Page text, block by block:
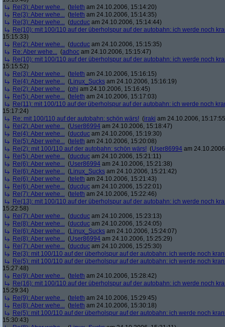
Re(3): Aber wehe... (teleth am 24.10.2006, 15:14:20)
Re(3): Aber wehe... (teleth am 24.10.2006, 15:14:35)
Re(3): Aber wehe... (ducduc am 24.10.2006, 15:14:44)
Re(10): mit 100/110 auf der überholspur auf der autobahn: ich werde noch
15:15:33)
Re(2): Aber wehe... (ducduc am 24.10.2006, 15:15:35)
Re: Aber wehe... (adhoc am 24.10.2006, 15:15:47)
Re(10): mit 100/110 auf der überholspur auf der autobahn: ich werde noch
15:15:52)
Re(3): Aber wehe... (teleth am 24.10.2006, 15:16:15)
Re(4): Aber wehe... (Linux_Sucks am 24.10.2006, 15:16:19)
Re(2): Aber wehe... (phj am 24.10.2006, 15:16:45)
Re(5): Aber wehe... (teleth am 24.10.2006, 15:17:03)
Re(11): mit 100/110 auf der überholspur auf der autobahn: ich werde noch
15:17:24)
Re: mit 100/110 auf der autobahn: schön wärs! (iraki am 24.10.2006,
Re(2): Aber wehe... (User86994 am 24.10.2006, 15:18:47)
Re(4): Aber wehe... (ducduc am 24.10.2006, 15:19:30)
Re(5): Aber wehe... (teleth am 24.10.2006, 15:20:08)
Re(2): mit 100/110 auf der autobahn: schön wärs! (User86994 am
Re(5): Aber wehe... (ducduc am 24.10.2006, 15:21:11)
Re(6): Aber wehe... (User86994 am 24.10.2006, 15:21:38)
Re(6): Aber wehe... (Linux_Sucks am 24.10.2006, 15:21:42)
Re(6): Aber wehe... (teleth am 24.10.2006, 15:21:43)
Re(6): Aber wehe... (ducduc am 24.10.2006, 15:22:01)
Re(7): Aber wehe... (teleth am 24.10.2006, 15:22:46)
Re(13): mit 100/110 auf der überholspur auf der autobahn: ich werde noch
15:22:58)
Re(7): Aber wehe... (ducduc am 24.10.2006, 15:23:13)
Re(8): Aber wehe... (ducduc am 24.10.2006, 15:24:05)
Re(6): Aber wehe... (Linux_Sucks am 24.10.2006, 15:24:07)
Re(8): Aber wehe... (User86994 am 24.10.2006, 15:25:29)
Re(7): Aber wehe... (ducduc am 24.10.2006, 15:25:30)
Re(3): mit 100/110 auf der überholspur auf der autobahn: ich werde noch
Re(5): mit 100/110 auf der überholspur auf der autobahn: ich werde noch
15:27:48)
Re(9): Aber wehe... (teleth am 24.10.2006, 15:28:42)
Re(16): mit 100/110 auf der überholspur auf der autobahn: ich werde noch
15:29:34)
Re(9): Aber wehe... (teleth am 24.10.2006, 15:29:45)
Re(8): Aber wehe... (teleth am 24.10.2006, 15:30:18)
Re(5): mit 100/110 auf der überholspur auf der autobahn: ich werde noch
15:30:43)